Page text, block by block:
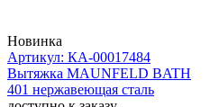
Новинка
Артикул: КА-00017484
Вытяжка MAUNFELD BATH
401 нержавеющая сталь